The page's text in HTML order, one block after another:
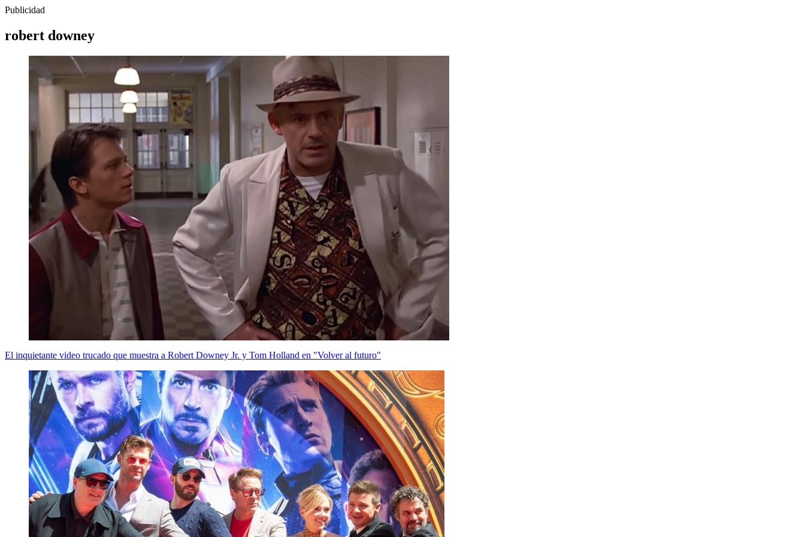
Publicidad
robert downey
El inquietante video trucado que muestra a Robert Downey Jr. y Tom Holland en "Volver al futuro"